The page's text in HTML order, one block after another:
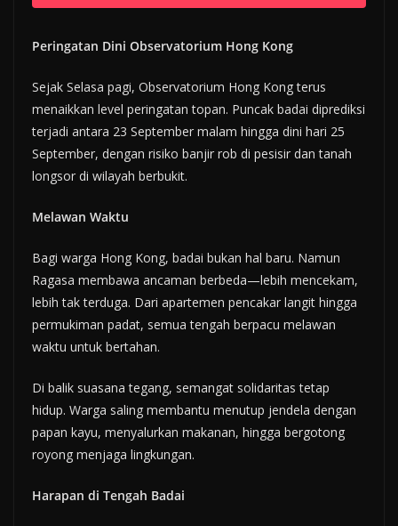
Peringatan Dini Observatorium Hong Kong
Sejak Selasa pagi, Observatorium Hong Kong terus
menaikkan level peringatan topan. Puncak badai diprediksi
terjadi antara 23 September malam hingga dini hari 25
September, dengan risiko banjir rob di pesisir dan tanah
longsor di wilayah berbukit.
Melawan Waktu
Bagi warga Hong Kong, badai bukan hal baru. Namun
Ragasa membawa ancaman berbeda—lebih mencekam,
lebih tak terduga. Dari apartemen pencakar langit hingga
permukiman padat, semua tengah berpacu melawan
waktu untuk bertahan.
Di balik suasana tegang, semangat solidaritas tetap
hidup. Warga saling membantu menutup jendela dengan
papan kayu, menyalurkan makanan, hingga bergotong
royong menjaga lingkungan.
Harapan di Tengah Badai